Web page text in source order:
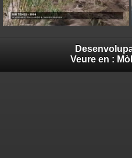
Veure en :